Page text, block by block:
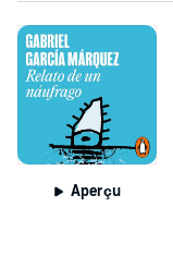
Aperçu